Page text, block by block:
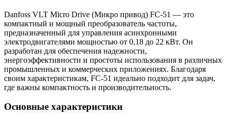
Danfoss VLT Micro Drive (Микро привод) FC-51 — это
компактный и мощный преобразователь частоты,
предназначенный для управления асинхронными
электродвигателями мощностью от 0,18 до 22 кВт. Он
разработан для обеспечения надежности,
энергоэффективности и простоты использования в различных
промышленных и коммерческих приложениях. Благодаря
своим характеристикам, FC-51 идеально подходит для задач,
где важны компактность и производительность.
Основные характеристики